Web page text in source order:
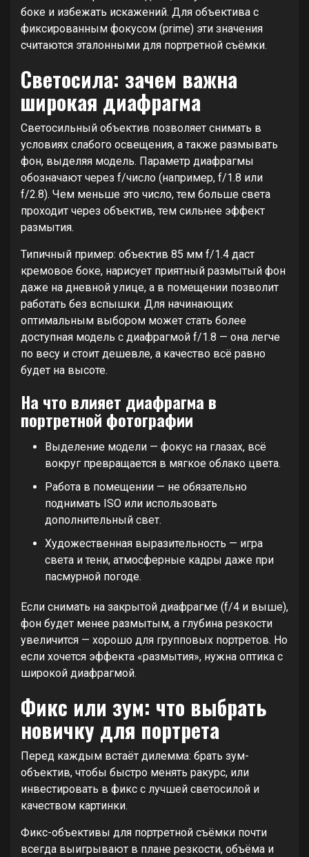
боке и избежать искажений. Для объектива с
фиксированным фокусом (prime) эти значения
считаются эталонными для портретной съёмки.
Светосила: зачем важна
широкая диафрагма
Светосильный объектив позволяет снимать в
условиях слабого освещения, а также размывать
фон, выделяя модель. Параметр диафрагмы
обозначают через f/число (например, f/1.8 или
f/2.8). Чем меньше это число, тем больше света
проходит через объектив, тем сильнее эффект
размытия.
Типичный пример: объектив 85 мм f/1.4 даст
кремовое боке, нарисует приятный размытый фон
даже на дневной улице, а в помещении позволит
работать без вспышки. Для начинающих
оптимальным выбором может стать более
доступная модель с диафрагмой f/1.8 — она легче
по весу и стоит дешевле, а качество всё равно
будет на высоте.
На что влияет диафрагма в
портретной фотографии
Выделение модели — фокус на глазах, всё
вокруг превращается в мягкое облако цвета.
Работа в помещении — не обязательно
поднимать ISO или использовать
дополнительный свет.
Художественная выразительность — игра
света и тени, атмосферные кадры даже при
пасмурной погоде.
Если снимать на закрытой диафрагме (f/4 и выше),
фон будет менее размытым, а глубина резкости
увеличится — хорошо для групповых портретов. Но
если хочется эффекта «размытия», нужна оптика с
широкой диафрагмой.
Фикс или зум: что выбрать
новичку для портрета
Перед каждым встаёт дилемма: брать зум-
объектив, чтобы быстро менять ракурс, или
инвестировать в фикс с лучшей светосилой и
качеством картинки.
Фикс-объективы для портретной съёмки почти
всегда выигрывают в плане резкости, объёма и